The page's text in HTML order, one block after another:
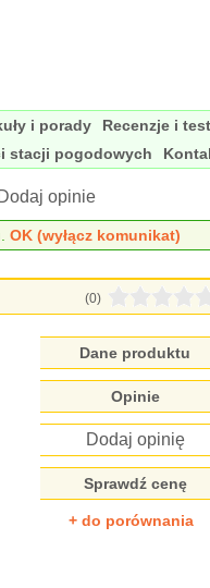
i porady
Recenzje i
stacji pogodowych
opinie
OK (wyłącz komunikat)
(0)
Dane produktu
Opinie
Dodaj opinię
Sprawdź cenę
+ do porównania